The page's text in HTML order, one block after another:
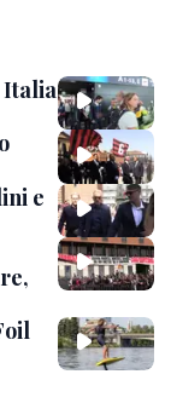
Italia
e